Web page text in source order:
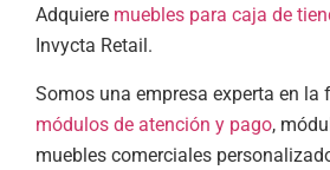
Adquiere muebles para caja de
Invycta Retail.
Somos una empresa experta en la
módulos de atención y pago,
muebles comerciales